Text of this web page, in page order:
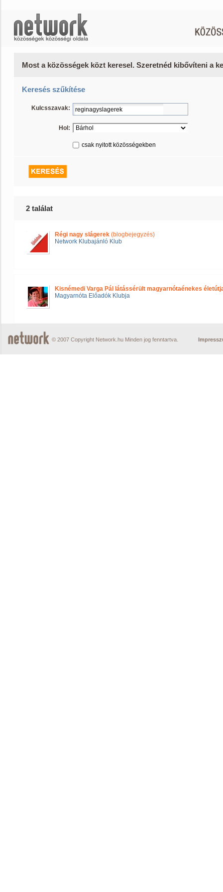
Most a közösségek közt keresel. Szeretnéd kibővíteni a
Keresés szűkítése
Kulcsszavak:
Hol:
csak nyitott közösségekben
2 találat
Régi nagy slágerek (blogbejegyzés)
Network Klubajánló Klub
Kisnémedi Varga Pál látássérült magyarnótaénekes
Magyarnóta Előadók Klubja
© 2007 Copyright Network.hu Minden jog fenntartva.